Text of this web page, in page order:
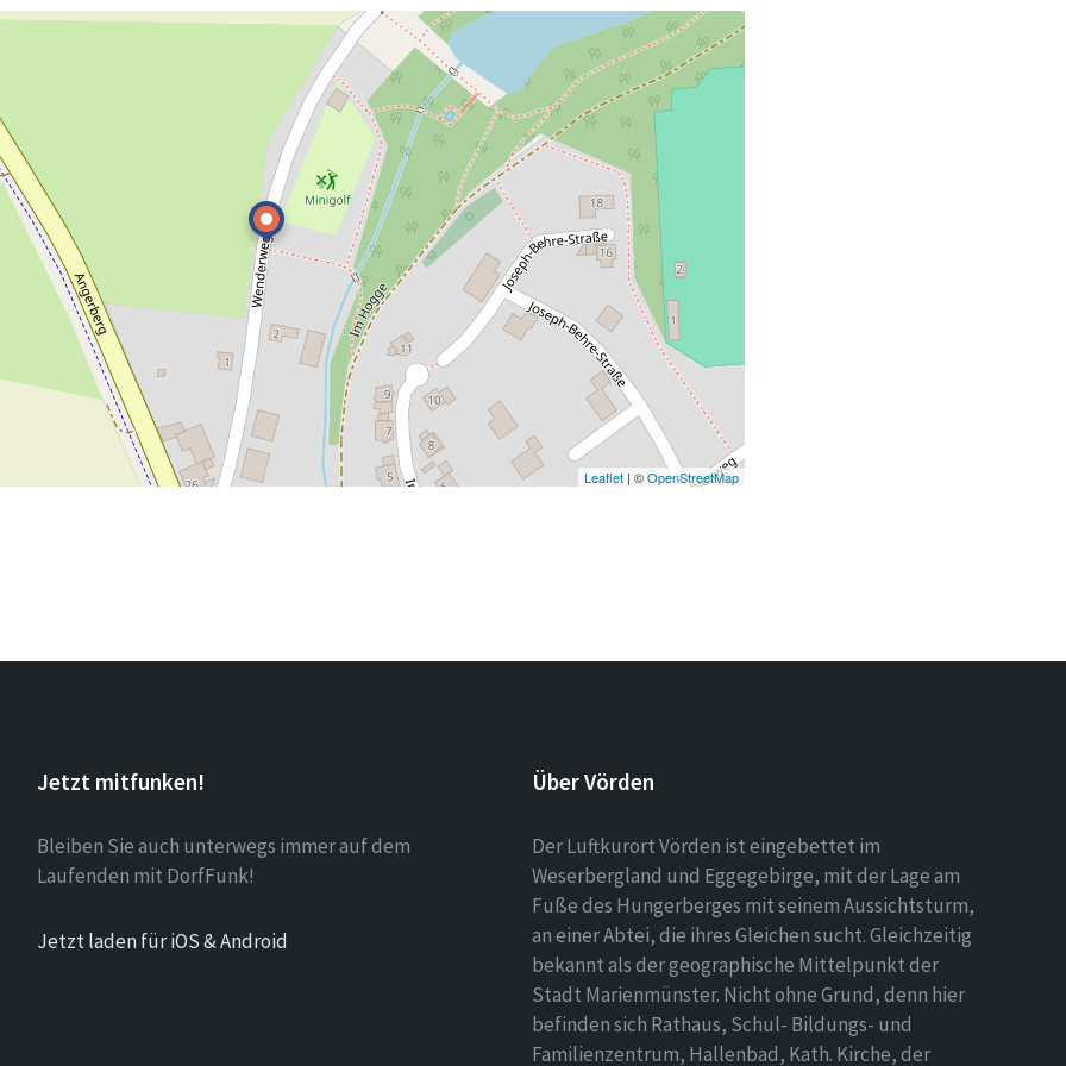
Leaflet| ©OpenStreetMap
Jetzt mitfunken!
Bleiben Sie auch unterwegs immer auf dem
Laufenden mit DorfFunk!
Jetzt laden für iOS & Android
Über Vörden
Der Luftkurort Vörden ist eingebettet im
Weserbergland und Eggegebirge, mit der Lage am
Fuße des Hungerberges mit seinem Aussichtsturm,
an einer Abtei, die ihres Gleichen sucht. Gleichzeitig
bekannt als der geographische Mittelpunkt der
Stadt Marienmünster. Nicht ohne Grund, denn hier
befinden sich Rathaus, Schul- Bildungs- und
Familienzentrum, Hallenbad, Kath. Kirche, der